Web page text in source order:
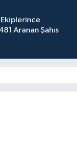
Aranan Şahıs